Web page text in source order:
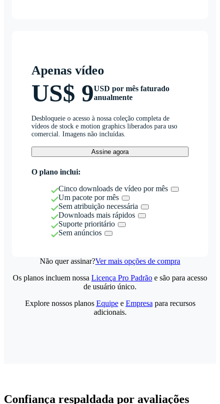
Apenas vídeo
US$ 9USD por mês faturado
anualmente
Desbloqueie o acesso à nossa coleção completa de
vídeos de stock e motion graphics liberados para uso
comercial. Imagens não incluídas.
Assine agora
O plano inclui:
Cinco downloads de vídeo por mês
Um pacote por mês
Sem atribuição necessária
Downloads mais rápidos
Suporte prioritário
Sem anúncios
Não quer assinar?Ver mais opções de compra
Os planos incluem nossa Licença Pro Padrão e são para acesso
de usuário único.
Explore nossos planos Equipee Empresa para recursos
adicionais.
Confiança respaldada por avaliações